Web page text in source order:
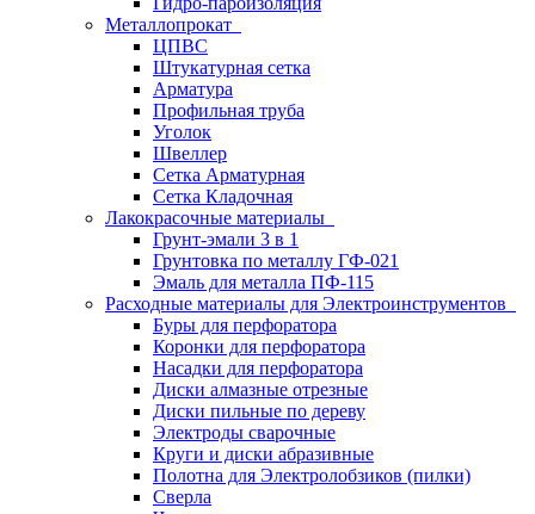
Металлопрокат
ЦПВС
Штукатурная сетка
Арматура
Профильная труба
Уголок
Швеллер
Сетка Арматурная
Сетка Кладочная
Лакокрасочные материалы
Грунт-эмали 3 в 1
Грунтовка по металлу ГФ-021
Эмаль для металла ПФ-115
Расходные материалы для Электроинструментов
Буры для перфоратора
Коронки для перфоратора
Насадки для перфоратора
Диски алмазные отрезные
Диски пильные по дереву
Электроды сварочные
Круги и диски абразивные
Полотна для Электролобзиков (пилки)
Сверла